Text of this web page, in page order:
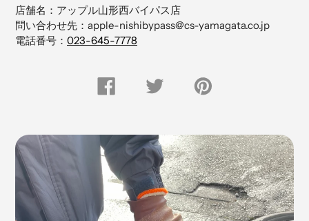
る
店舗名：アップル山形西バイパス店
問い合わせ先：apple-nishibypass@cs-yamagata.co.jp
電話番号： 023-645-7778
FACEBOOK
で
Twitter
Pinterest
に
す
る